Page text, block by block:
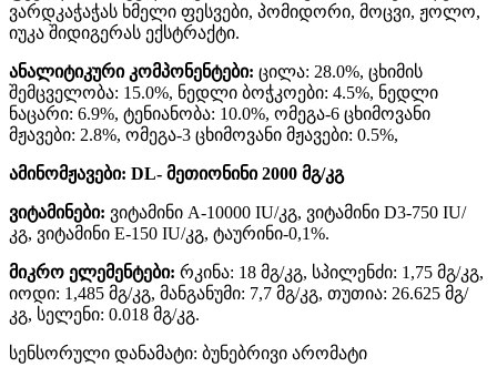
ვარდკაჭაჭას ხმელი ფესვები, პომიდორი, მოცვი, ჟოლო,
იუკა შიდიგერას ექსტრაქტი.
ანალიტიკური კომპონენტები: ცილა: 28.0%, ცხიმის
შემცველობა: 15.0%, ნედლი ბოჭკოები: 4.5%, ნედლი
ნაცარი: 6.9%, ტენიანობა: 10.0%, ომეგა-6 ცხიმოვანი
მჟავები: 2.8%, ომეგა-3 ცხიმოვანი მჟავები: 0.5%,
ამინომჟავები: DL- მეთიონინი 2000 მგ/კგ
ვიტამინები: ვიტამინი A-10000 IU/კგ, ვიტამინი D3-750 IU/
კგ, ვიტამინი E-150 IU/კგ, ტაურინი-0,1%.
მიკრო ელემენტები: რკინა: 18 მგ/კგ, სპილენძი: 1,75 მგ/კგ,
იოდი: 1,485 მგ/კგ, მანგანუმი: 7,7 მგ/კგ, თუთია: 26.625 მგ/
კგ, სელენი: 0.018 მგ/კგ.
სენსორული დანამატი: ბუნებრივი არომატი